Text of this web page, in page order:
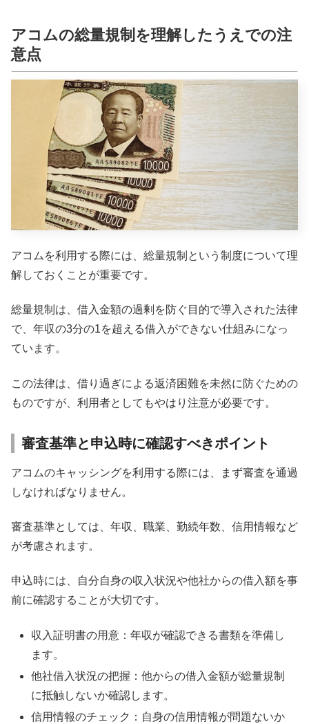
アコムの総量規制を理解したうえでの注
意点
アコムを利用する際には、総量規制という制度について理
解しておくことが重要です。
総量規制は、借入金額の過剰を防ぐ目的で導入された法律
で、年収の3分の1を超える借入ができない仕組みになっ
ています。
この法律は、借り過ぎによる返済困難を未然に防ぐための
ものですが、利用者としてもやはり注意が必要です。
審査基準と申込時に確認すべきポイント
アコムのキャッシングを利用する際には、まず審査を通過
しなければなりません。
審査基準としては、年収、職業、勤続年数、信用情報など
が考慮されます。
申込時には、自分自身の収入状況や他社からの借入額を事
前に確認することが大切です。
収入証明書の用意：年収が確認できる書類を準備し
ます。
他社借入状況の把握：他からの借入金額が総量規制
に抵触しないか確認します。
信用情報のチェック：自身の信用情報が問題ないか